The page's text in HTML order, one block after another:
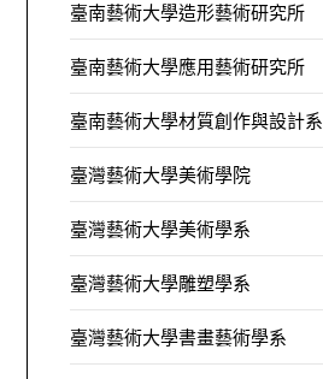
臺南藝術大學造形藝術研究所
臺南藝術大學應用藝術研究所
臺南藝術大學材質創作與設計系
臺灣藝術大學美術學院
臺灣藝術大學美術學系
臺灣藝術大學雕塑學系
臺灣藝術大學書畫藝術學系